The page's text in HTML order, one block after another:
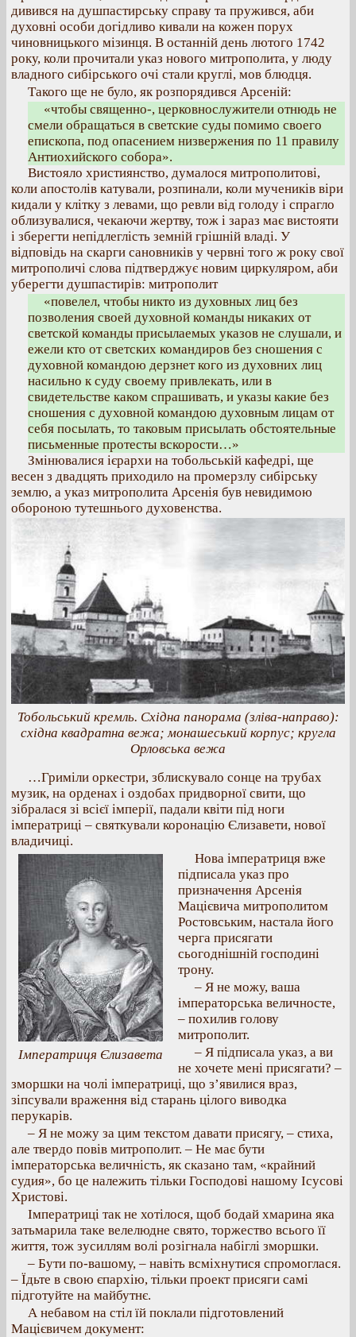
дивився на душпастирську справу та пружився, аби
духовні особи догідливо кивали на кожен порух
чиновницького мізинця. В останній день лютого 1742
року, коли прочитали указ нового митрополита, у люду
владного сибірського очі стали круглі, мов блюдця.
Такого ще не було, як розпорядився Арсеній:
«чтобы священно-, церковнослужители отнюдь не
смели обращаться в светские суды помимо своего
епископа, под опасением низвержения по 11 правилу
Антиохийского собора».
Вистояло християнство, думалося митрополитові,
коли апостолів катували, розпинали, коли мучеників віри
кидали у клітку з левами, що ревли від голоду і спрагло
облизувалися, чекаючи жертву, тож і зараз має вистояти
і зберегти непідлеглість земній грішній владі. У
відповідь на скарги сановників у червні того ж року свої
митрополичі слова підтверджує новим циркуляром, аби
уберегти душпастирів: митрополит
«повелел, чтобы никто из духовных лиц без
позволения своей духовной команды никаких от
светской команды присылаемых указов не слушали, и
ежели кто от светских командиров без сношения с
духовной командою дерзнет кого из духовних лиц
насильно к суду своему привлекать, или в
свидетельстве каком спрашивать, и указы какие без
сношения с духовной командою духовным лицам от
себя посылать, то таковым присылать обстоятельные
письменные протесты вскорости…»
Змінювалися ієрархи на тобольській кафедрі, ще
весен з двадцять приходило на промерзлу сибірську
землю, а указ митрополита Арсенія був невидимою
обороною тутешнього духовенства.
Тобольський кремль. Східна панорама (зліва-направо):
східна квадратна вежа; монашеський корпус; кругла
Орловська вежа
…Гриміли оркестри, зблискувало сонце на трубах
музик, на орденах і оздобах придворної свити, що
зібралася зі всієї імперії, падали квіти під ноги
імператриці – святкували коронацію Єлизавети, нової
владичиці.
Імператриця Єлизавета
Нова імператриця вже
підписала указ про
призначення Арсенія
Мацієвича митрополитом
Ростовським, настала його
черга присягати
сьогоднішній господині
трону.
– Я не можу, ваша
імператорська величносте,
– похилив голову
митрополит.
– Я підписала указ, а ви
не хочете мені присягати? –
зморшки на чолі імператриці, що з’явилися враз,
зіпсували враження від старань цілого виводка
перукарів.
– Я не можу за цим текстом давати присягу, – стиха,
але твердо повів митрополит. – Не має бути
імператорська величність, як сказано там, «крайний
судия», бо це належить тільки Господові нашому Ісусові
Христові.
Імператриці так не хотілося, щоб бодай хмарина яка
затьмарила таке велелюдне свято, торжество всього її
життя, тож зусиллям волі розігнала набіглі зморшки.
– Бути по-вашому, – навіть всміхнутися спромоглася.
– Їдьте в свою єпархію, тільки проект присяги самі
підготуйте на майбутнє.
А небавом на стіл їй поклали підготовлений
Мацієвичем документ: